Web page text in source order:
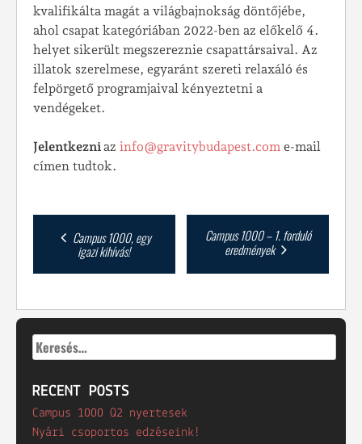
kvalifikálta magát a világbajnokság döntőjébe,
ahol csapat kategóriában 2022-ben az előkelő 4.
helyet sikerült megszereznie csapattársaival. Az
illatok szerelmese, egyaránt szereti relaxáló és
felpörgető programjaival kényeztetni a
vendégeket.
Jelentkezniaz info@gravitybudapest.com e-mail
címen tudtok.
Post
navigation
Campus 1000, egy
igazi kihívás!
Campus 1000 – 1. forduló
eredmények
Keresés:
RECENT POSTS
Campus 1000 Q2 nyertesek
Nyári csoportos edzéseink!